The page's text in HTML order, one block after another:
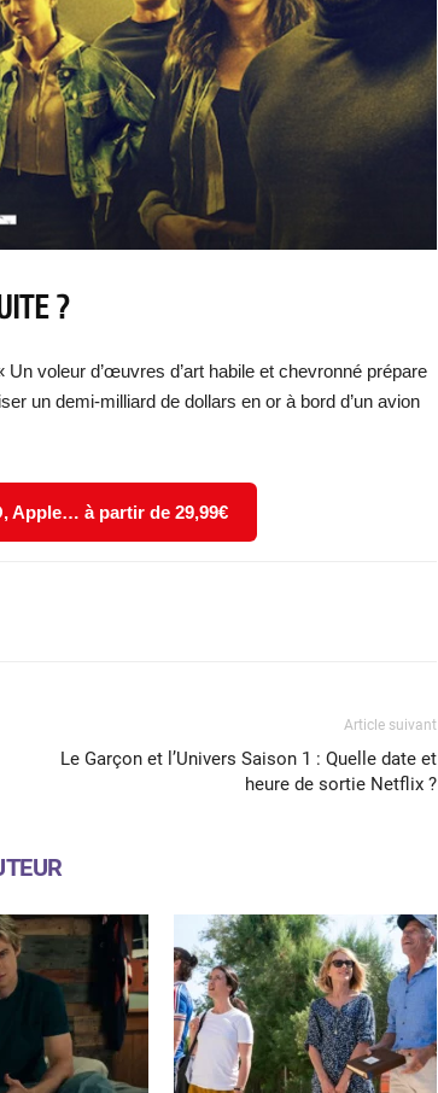
?
voleur d’œuvres d’art habile et chevronné prépare
un demi-milliard de dollars en or à bord d’un avion
Apple… à partir de 29,99€
Article suivant
Le Garçon et l’Univers Saison 1 : Quelle date et
heure de sortie Netflix ?